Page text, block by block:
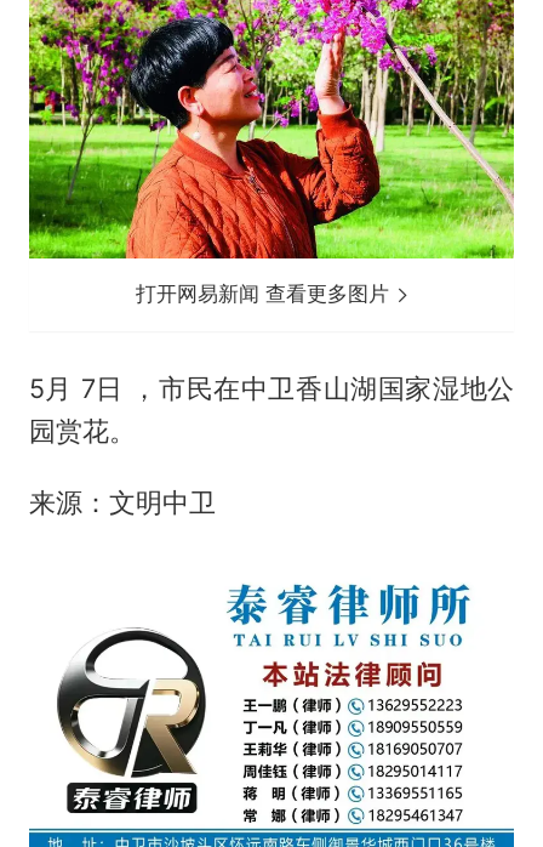
打开网易新闻 查看更多图片
5月 7日 ，市民在中卫香山湖国家湿地公
园赏花。
来源：文明中卫